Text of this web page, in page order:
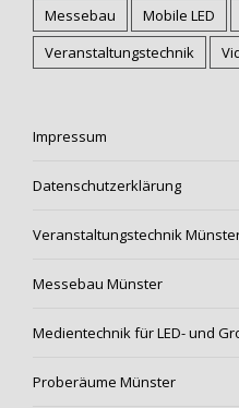
Messebau
Mobile LED
Veranstaltungstechnik
Impressum
Datenschutzerklärung
Veranstaltungstechnik
Messebau Münster
Medientechnik für LED- und
Proberäume Münster